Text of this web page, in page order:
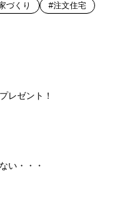
づくり #注文住宅
レゼント！
い・・・